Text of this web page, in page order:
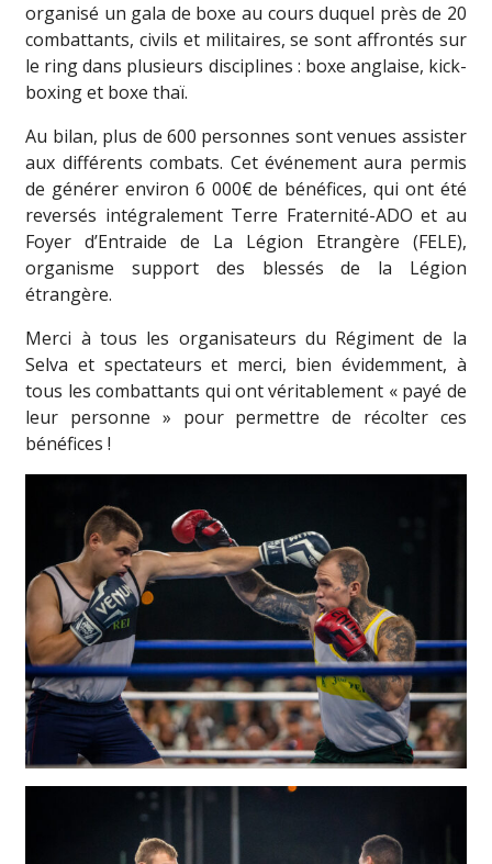
organisé un gala de boxe au cours duquel près de 20
combattants, civils et militaires, se sont affrontés sur
le ring dans plusieurs disciplines : boxe anglaise, kick-
boxing et boxe thaï.
Au bilan, plus de 600 personnes sont venues assister
aux différents combats. Cet événement aura permis
de générer environ 6 000€ de bénéfices, qui ont été
reversés intégralement Terre Fraternité-ADO et au
Foyer d’Entraide de La Légion Etrangère (FELE),
organisme support des blessés de la Légion
étrangère.
Merci à tous les organisateurs du Régiment de la
Selva et spectateurs et merci, bien évidemment, à
tous les combattants qui ont véritablement « payé de
leur personne » pour permettre de récolter ces
bénéfices !